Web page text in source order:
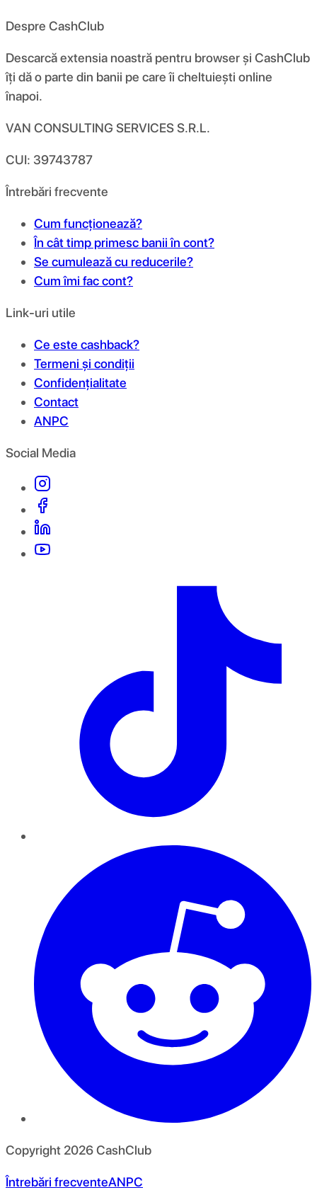
Despre CashClub
Descarcă extensia noastră pentru browser și CashClub
îți dă o parte din banii pe care îi cheltuiești online
înapoi.
VAN CONSULTING SERVICES S.R.L.
CUI: 39743787
Întrebări frecvente
Cum funcționează?
În cât timp primesc banii în cont?
Se cumulează cu reducerile?
Cum îmi fac cont?
Link-uri utile
Ce este cashback?
Termeni și condiții
Confidențialitate
Contact
ANPC
Social Media
Copyright 2026CashClub
Întrebări frecventeANPC